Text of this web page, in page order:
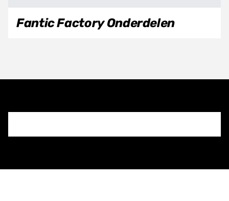
Fantic Factory Onderdelen